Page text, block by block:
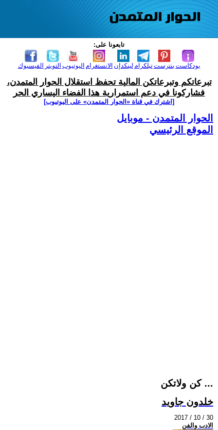
تابعونا على:
الفيسبوك التويتر اليوتيوب الانستغرام لينكدإن تيلكرامبنترست بودكاست
تبرعاتكم وتبرعاتكن المالية تحفظ استقلال الحوار المتمدن،
فشاركونا في دعم استمرارية هذا الفضاء اليساري الحر
[اشترك في قناة ‫«الحوار المتمدن» على اليوتيوب]
الحوار المتمدن - موبايل
الموقع الرئيسي
كن ولاتكن ...
خلدون جاويد
2017 / 10 / 30
الادب والفن